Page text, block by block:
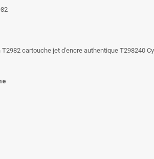
cartouche jet d'encre authentique T298240